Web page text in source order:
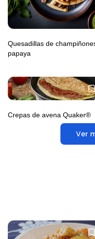
Ver
Quesadillas de
papaya
Crepas de avena Quaker®